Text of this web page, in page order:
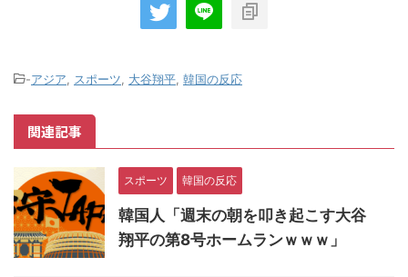
-アジア スポーツ 大谷翔平 韓国の反応
関連記事
スポーツ 韓国の反応
韓国人「週末の朝を叩き起こす大谷
翔平の第8号ホームランｗｗｗ」